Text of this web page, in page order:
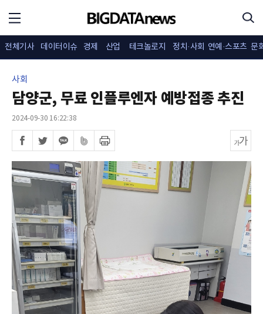
전체기사 데이터이슈 경제 산업 테크놀로지 정치·사회 연예·스포츠 문
사회
담양군, 무료 인플루엔자 예방접종 추진
2024-09-30 16:22:38